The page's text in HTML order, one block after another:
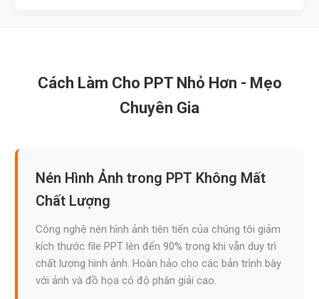
Cách Làm Cho PPT Nhỏ Hơn - Mẹo
Chuyên Gia
Nén Hình Ảnh trong PPT Không Mất
Chất Lượng
Công nghệ nén hình ảnh tiên tiến của chúng tôi giảm
kích thước file PPT lên đến 90% trong khi vẫn duy trì
chất lượng hình ảnh. Hoàn hảo cho các bản trình bày
với ảnh và đồ họa có độ phân giải cao.